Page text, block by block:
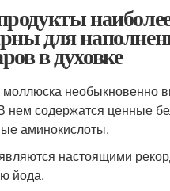
для
в духовке
моллюска необыкновенно
нем содержатся ценные
аминокислоты.
настоящими
йода.